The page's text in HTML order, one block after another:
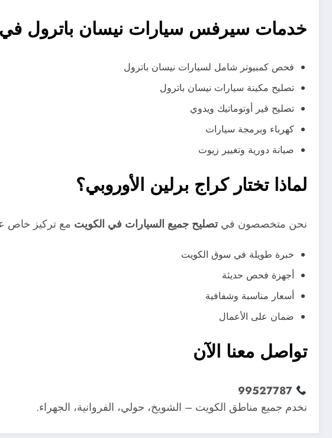
خدمات سيرفس سيارات نيسان باترول
فحص كمبيوتر شامل لسيارات نيسان باترول
تصليح مكينة سيارات نيسان باترول
تصليح قير أوتوماتيك ويدوي
كهرباء وبرمجة سيارات
صيانة دورية وتغيير زيوت
لماذا تختار كراج برلين الأوروبي؟
نحن متخصصون فيتصليح جميع السيارات في الكويت مع تركيز خاص
خبرة طويلة في سوق الكويت
أجهزة فحص حديثة
أسعار مناسبة وشفافية
ضمان على الأعمال
تواصل معنا الآن
99527787
نخدم جميع مناطق الكويت – الشويخ، حولي، الفروانية، الجهراء.